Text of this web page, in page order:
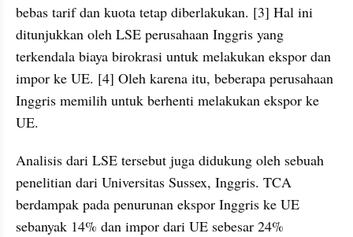
bebas tarif dan kuota tetap diberlakukan. [3] Hal ini
ditunjukkan oleh LSE perusahaan Inggris yang
terkendala biaya birokrasi untuk melakukan ekspor dan
impor ke UE. [4] Oleh karena itu, beberapa perusahaan
Inggris memilih untuk berhenti melakukan ekspor ke
UE.
Analisis dari LSE tersebut juga didukung oleh sebuah
penelitian dari Universitas Sussex, Inggris. TCA
berdampak pada penurunan ekspor Inggris ke UE
sebanyak 14% dan impor dari UE sebesar 24%